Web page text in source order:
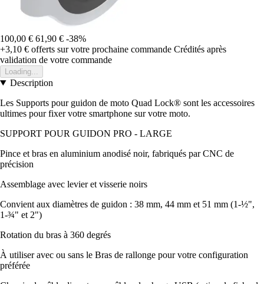
100,00 € 61,90 € -38%
+3,10 € offerts sur votre prochaine commande Crédités après
validation de votre commande
Loading...
Description
Les Supports pour guidon de moto Quad Lock® sont les accessoires
ultimes pour fixer votre smartphone sur votre moto.
SUPPORT POUR GUIDON PRO - LARGE
Pince et bras en aluminium anodisé noir, fabriqués par CNC de
précision
Assemblage avec levier et visserie noirs
Convient aux diamètres de guidon : 38 mm, 44 mm et 51 mm (1-½",
1-¾" et 2")
Rotation du bras à 360 degrés
À utiliser avec ou sans le Bras de rallonge pour votre configuration
préférée